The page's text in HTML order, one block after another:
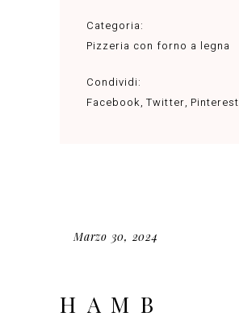
Categoria:
Pizzeria con forno a legna
Condividi:
Facebook Twitter Pinterest
Marzo 30, 2024
HAMB